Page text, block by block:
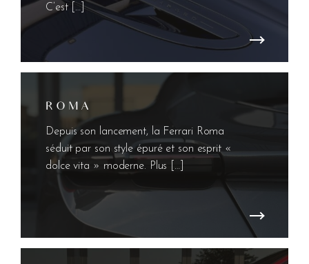
C’est […]
R O M A
Depuis son lancement, la Ferrari Roma
séduit par son style épuré et son esprit «
dolce vita » moderne. Plus […]